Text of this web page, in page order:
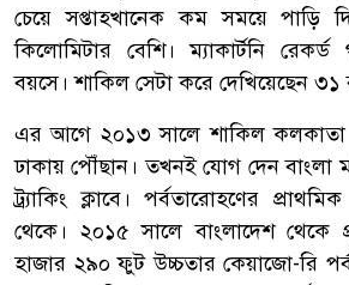
চেয়ে সপ্তাহখানেক কম সময়ে
কিলোমিটার বেশি। ম্যাকার্টনি
বয়সে। শাকিল সেটা করে দেখিয়েছেন
এর আগে ২০১৩ সালে শাকিল কলকাতা
ঢাকায় পৌঁছান। তখনই যোগ দেন বাংলা
ট্র্যাকিং ক্লাবে। পর্বতারোহণের
থেকে। ২০১৫ সালে বাংলাদেশ থেকে
হাজার ২৯০ ফুট উচ্চতার কেয়াজো-রি